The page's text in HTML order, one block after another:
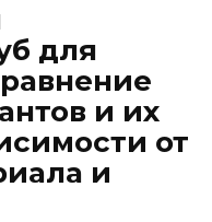
для
и их
от
и